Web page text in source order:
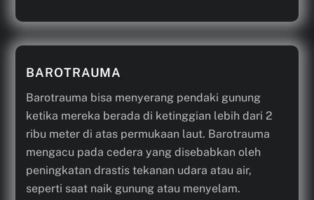
BAROTRAUMA
Barotrauma bisa menyerang pendaki gunung
ketika mereka berada di ketinggian lebih dari 2
ribu meter di atas permukaan laut. Barotrauma
mengacu pada cedera yang disebabkan oleh
peningkatan drastis tekanan udara atau air,
seperti saat naik gunung atau menyelam.